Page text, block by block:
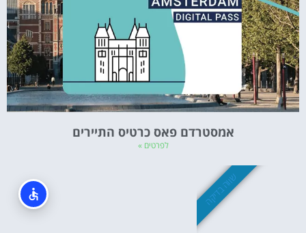
אמסטרדם פאס כרטיס התיירים
לפרטים »
שווה בדיקה